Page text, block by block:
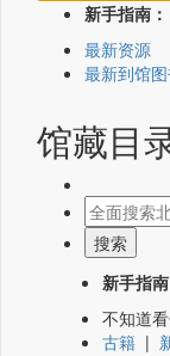
新手指南：
最新资源
最新到馆
馆藏目
新手指南
不知道
古籍 |